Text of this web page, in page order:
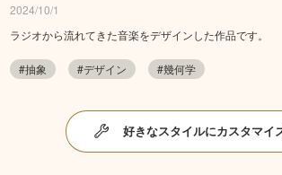
2024/10/1
ラジオから流れてきた音楽をデザインした作品です。
#抽象 #デザイン #幾何学
好きなスタイルにカスタマイ